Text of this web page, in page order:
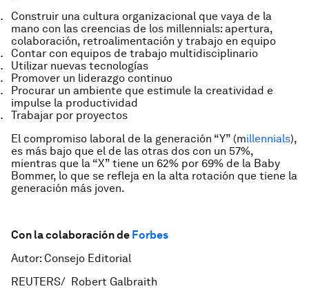
Construir una cultura organizacional que vaya de la
mano con las creencias de los millennials: apertura,
colaboración, retroalimentación y trabajo en equipo
Contar con equipos de trabajo multidisciplinario
Utilizar nuevas tecnologías
Promover un liderazgo continuo
Procurar un ambiente que estimule la creatividad e
impulse la productividad
Trabajar por proyectos
El compromiso laboral de la generación “Y” (millennials),
es más bajo que el de las otras dos con un 57%,
mientras que la “X” tiene un 62% por 69% de la Baby
Bommer, lo que se refleja en la alta rotación que tiene la
generación más joven.
Con la colaboración de Forbes
Autor: Consejo Editorial
REUTERS/ Robert Galbraith